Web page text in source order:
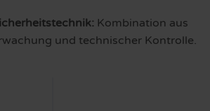
Kombination aus
und technischer Kontrolle.